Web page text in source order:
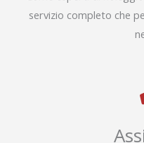
servizio completo che